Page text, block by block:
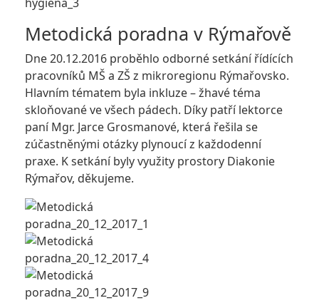
Metodická poradna v Rýmařově
Dne 20.12.2016 proběhlo odborné setkání řídících
pracovníků MŠ a ZŠ z mikroregionu Rýmařovsko.
Hlavním tématem byla inkluze – žhavé téma
skloňované ve všech pádech. Díky patří lektorce
paní Mgr. Jarce Grosmanové, která řešila se
zúčastněnými otázky plynoucí z každodenní
praxe. K setkání byly využity prostory Diakonie
Rýmařov, děkujeme.